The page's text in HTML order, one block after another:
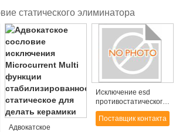
статического элиминатора
Адвокатское
Исключение esd
противостатического
электропитания ATS-
3001/3002/3003/3004/
Поставщик контакта